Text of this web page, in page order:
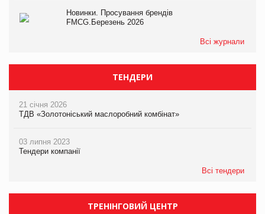
Новинки. Просування брендів
FMCG.Березень 2026
Всі журнали
ТЕНДЕРИ
21 січня 2026
ТДВ «Золотоніський маслоробний комбінат»
03 липня 2023
Тендери компанії
Всі тендери
ТРЕНІНГОВИЙ ЦЕНТР